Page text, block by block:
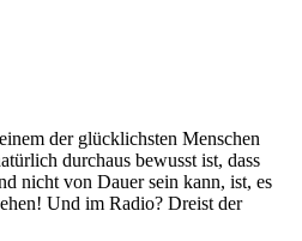
der glücklichsten Menschen
durchaus bewusst ist, dass
nicht von Dauer sein kann, ist, es
Und im Radio? Dreist der